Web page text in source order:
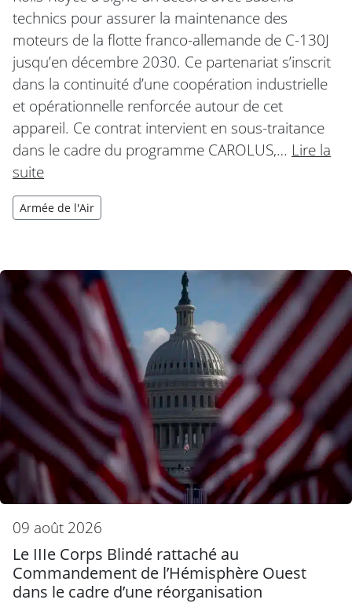
technics pour assurer la maintenance des
moteurs de la flotte franco-allemande de C-130J
jusqu’en décembre 2030. Ce partenariat s’inscrit
dans la continuité d’une coopération industrielle
et opérationnelle renforcée autour de cet
appareil. Ce contrat intervient en sous-traitance
dans le cadre du programme CAROLUS,… Lire la
suite
Armée de l'Air
09 août 2026
Le IIIe Corps Blindé rattaché au
Commandement de l’Hémisphère Ouest
dans le cadre d’une réorganisation